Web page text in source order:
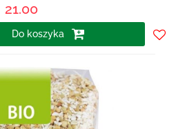
21.00
Do koszyka